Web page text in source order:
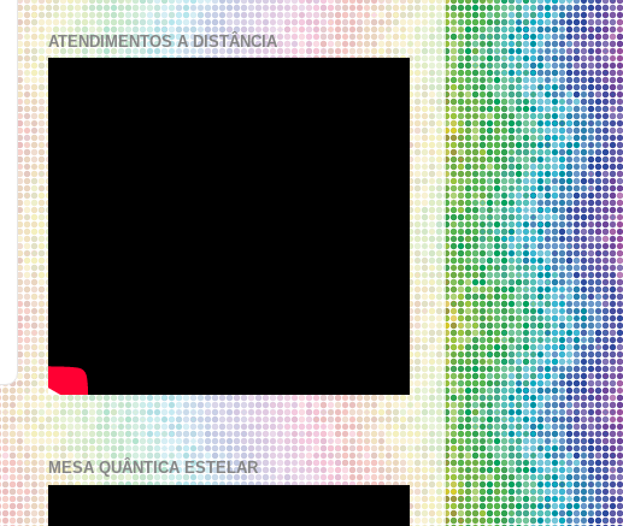
ATENDIMENTOS A DISTÂNCIA
MESA QUÂNTICA ESTELAR